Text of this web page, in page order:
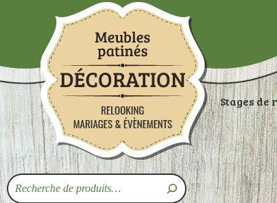
Stages de
RANGEMENTS TABLES ASSISES
Recherche